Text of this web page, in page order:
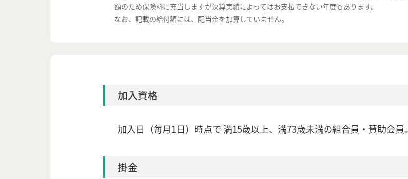
額のため保険料に充当しますが決算実績によってはお支払できない年度もあります。
なお、記載の給付額には、配当金を加算していません。
加入資格
加入日（毎月1日）時点で 満15歳以上、満73歳未満の組合員・賛助会員。
掛金